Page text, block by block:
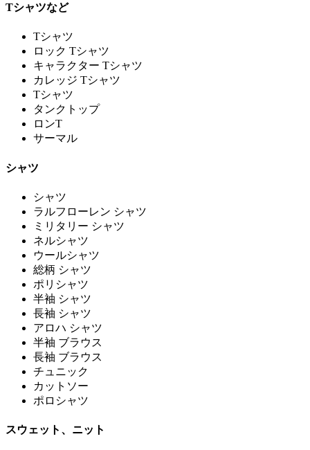
Tシャツなど
Tシャツ
ロック Tシャツ
キャラクター Tシャツ
カレッジ Tシャツ
Tシャツ
タンクトップ
ロンT
サーマル
シャツ
シャツ
ラルフローレン シャツ
ミリタリー シャツ
ネルシャツ
ウールシャツ
総柄 シャツ
ポリシャツ
半袖 シャツ
長袖 シャツ
アロハ シャツ
半袖 ブラウス
長袖 ブラウス
チュニック
カットソー
ポロシャツ
スウェット、ニット